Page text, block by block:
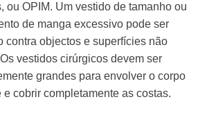
ou OPIM. Um vestido de tamanho ou
de manga excessivo pode ser
contra objectos e superfícies não
vestidos cirúrgicos devem ser
grandes para envolver o corpo
e cobrir completamente as costas.